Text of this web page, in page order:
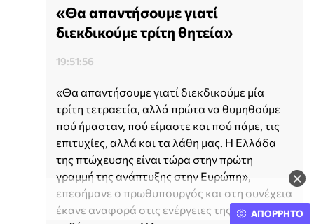
×
«Θα απαντήσουμε γιατί
διεκδικούμε τρίτη θητεία»
19:51:56
«Θα απαντήσουμε γιατί διεκδικούμε μία
τρίτη τετραετία, αλλά πρώτα να θυμηθούμε
πού ήμασταν, πού είμαστε και πού πάμε, τις
επιτυχίες, αλλά και τα λάθη μας. Η Ελλάδα
της πτώχευσης είναι τώρα στην πρώτη
γραμμή της ανάπτυξης στην Ευρώπη»,
επεσήμανε ο πρωθυπουργός και στη συνέχεια
έκανε αναφορά στις ενέργειες της
ΑΠΟΡΡΗΤΟ